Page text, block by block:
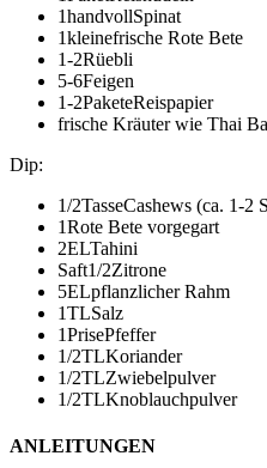
1handvollSpinat
1kleinefrische Rote Bete
1-2Rüebli
5-6Feigen
1-2PaketeReispapier
frische Kräuter wie Thai
Dip:
1/2TasseCashews (ca. 1-2
1Rote Bete vorgegart
2ELTahini
Saft1/2Zitrone
5ELpflanzlicher Rahm
1TLSalz
1PrisePfeffer
1/2TLKoriander
1/2TLZwiebelpulver
1/2TLKnoblauchpulver
ANLEITUNGEN